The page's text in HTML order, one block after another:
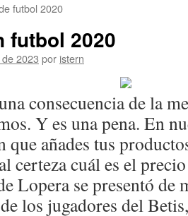
futbol 2020
futbol 2020
2023 por istern
consecuencia de la
Y es una pena. En
que añades tus
certeza cuál es el
Lopera se presentó de
los jugadores del